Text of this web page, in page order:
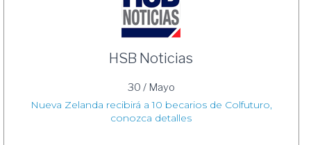
HSB Noticias
30 / Mayo
Nueva Zelanda recibirá a 10 becarios de Colfuturo,
conozca detalles